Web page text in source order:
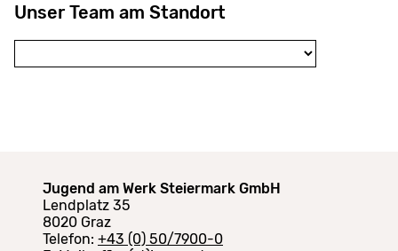
Unser Team am Standort
Jugend am Werk Steiermark GmbH
Lendplatz 35
8020 Graz
Telefon: +43 (0) 50/7900-0